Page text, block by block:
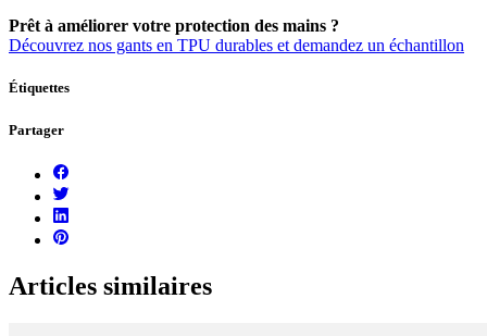
Prêt à améliorer votre protection des mains ?
Découvrez nos gants en TPU durables et demandez un échantillon
Étiquettes
Partager
Articles similaires